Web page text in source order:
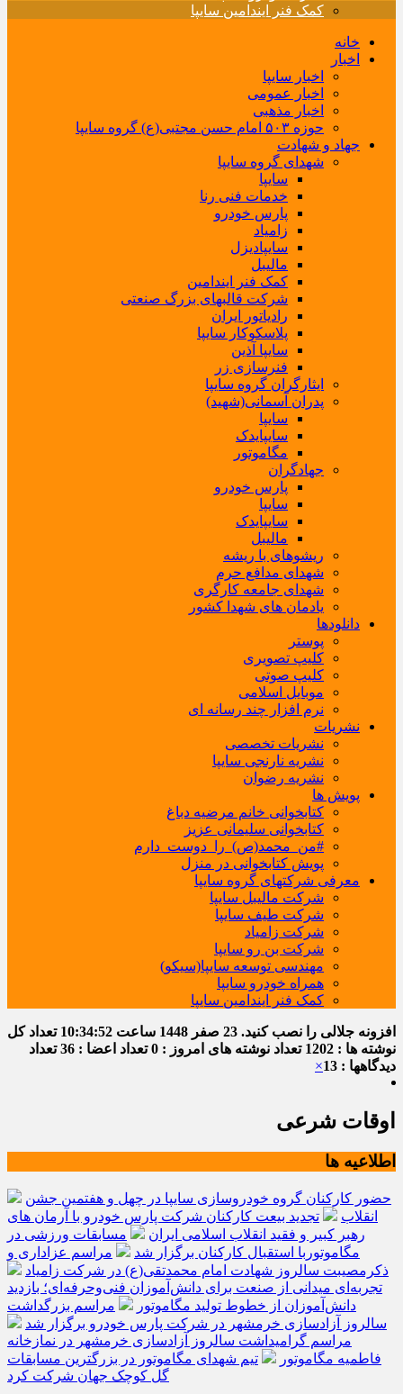
کمک فنر ایندامین سایپا
خانه
اخبار
اخبار سایپا
اخبار عمومی
اخبار مذهبی
حوزه ۵۰۳ امام حسن مجتبی(ع) گروه سایپا
جهاد و شهادت
شهدای گروه سایپا
سایپا
خدمات فنی رنا
پارس خودرو
زامیاد
سایپادیزل
مالیبل
کمک فنر ایندامین
شرکت قالبهای بزرگ صنعتی
رادیاتور ایران
پلاسکوکار سایپا
سایپا آذین
فنرسازی زر
ایثارگران گروه سایپا
پدران آسمانی(شهید)
سایپا
سایپایدک
مگاموتور
جهادگران
پارس خودرو
سایپا
سایپایدک
مالیبل
ریشوهای با ریشه
شهدای مدافع حرم
شهدای جامعه کارگری
یادمان های شهدا کشور
دانلودها
پوستر
کلیپ تصویری
کلیپ صوتی
موبایل اسلامی
نرم افزار چند رسانه ای
نشریات
نشریات تخصصی
نشریه نارنجی سایپا
نشریه رضوان
پویش ها
کتابخوانی خانم مرضیه دباغ
کتابخوانی سلیمانی عزیز
#من_محمد(ص)_را_دوست_دارم
پویش کتابخوانی در منزل
معرفی شرکتهای گروه سایپا
شرکت مالیبل سایپا
شرکت طیف سایپا
شرکت زامیاد
شرکت بن رو سایپا
مهندسی توسعه سایپا(سیکو)
همراه خودرو سایپا
کمک فنر ایندامین سایپا
افزونه جلالی را نصب کنید. 23 صفر 1448 ساعت 10:34:52 تعداد کل
نوشته ها : 1202
تعداد نوشته های امروز : 0 تعداد اعضا : 36
تعداد
دیدگاهها : 13
×
اوقات شرعی
اطلاعیه ها
حضور کارکنان گروه خودروسازی سایپا در چهل و هفتمین جشن
انقلاب
تجدید بیعت کارکنان شرکت پارس خودرو با آرمان های
رهبر کبیر و فقید انقلاب اسلامی ایران
مسابقات ورزشی در
مگاموتوربا استقبال کارکنان برگزار شد
مراسم عزاداری و
ذکرمصیبت سالروز شهادت امام محمدتقی(ع) در شرکت زامیاد
تجربه‌ای میدانی از صنعت برای دانش‌آموزان فنی‌وحرفه‌ای؛ بازدید
دانش‌آموزان از خطوط تولید مگاموتور
مراسم بزرگداشت
سالروز آزادسازی خرمشهر در شرکت پارس خودرو برگزار شد
مراسم گرامیداشت سالروز آزادسازی خرمشهر در نمازخانه
فاطمیه مگاموتور
تیم شهدای مگاموتور در بزرگترین مسابقات
گل کوچک جهان شرکت کرد